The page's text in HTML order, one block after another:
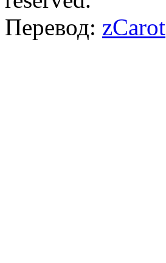
Перевод: zCarot